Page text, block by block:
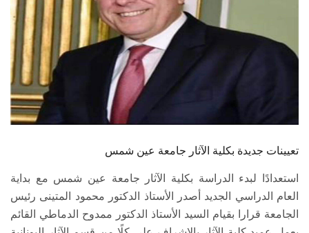
هيئة التدريس
الدراسات العليا
الخريجين
الزائـرون
سجل الان
تعيينات جديدة بكلية الآثار جامعة عين شمس
استعدادًا لبدء الدراسة بكلية الآثار جامعة عين شمس مع بداية
العام الدراسي الجديد أصدر الأستاذ الدكتور محمود المتينى رئيس
الجامعة قرارا بقيام السيد الأستاذ الدكتور ممدوح الدماطي القائم